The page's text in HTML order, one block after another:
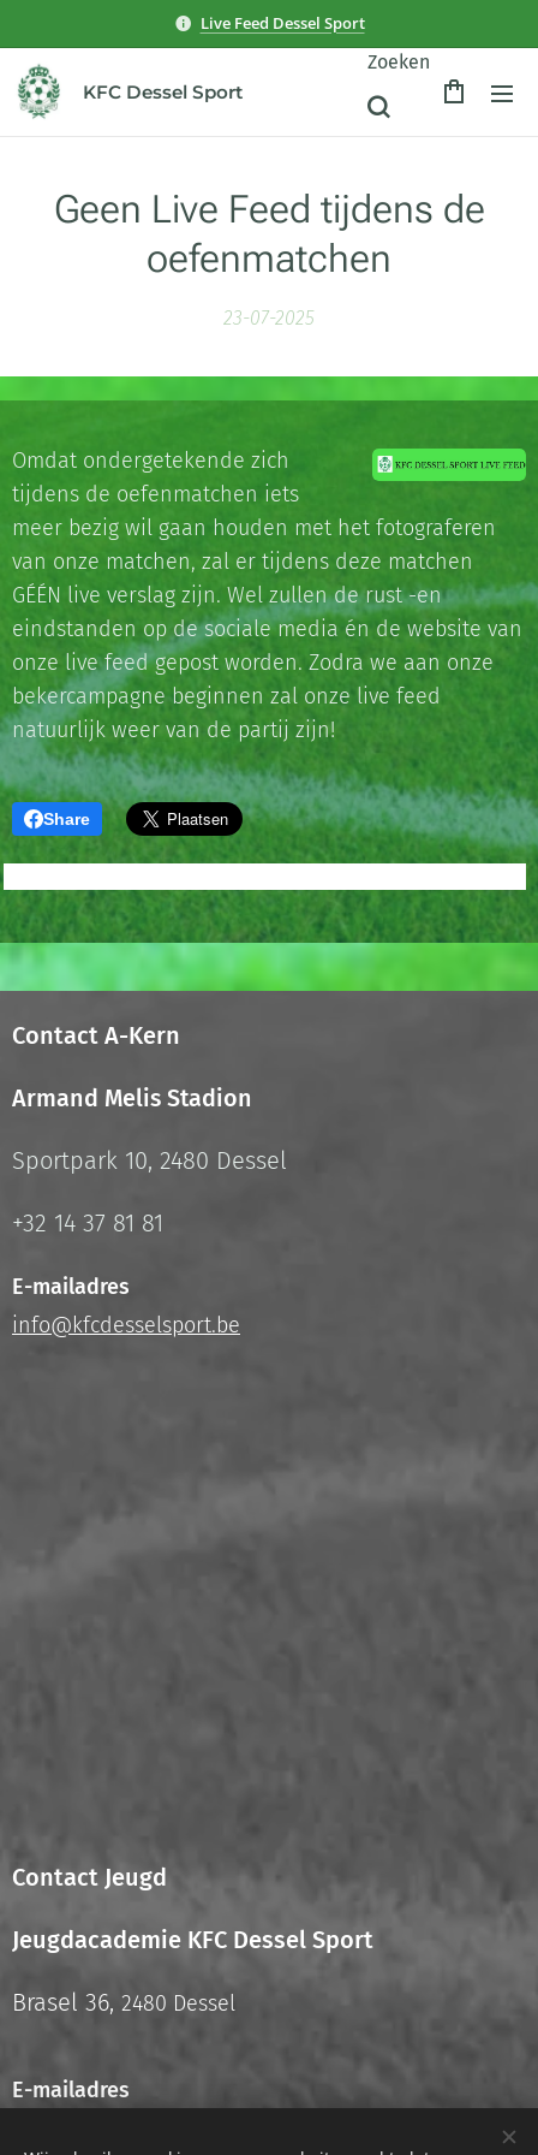
Live Feed Dessel Sport
KFC Dessel Sport
Zoeken
Geen Live Feed tijdens de
oefenmatchen
23-07-2025
Omdat ondergetekende zich
tijdens de oefenmatchen iets
meer bezig wil gaan houden met het fotograferen
van onze matchen, zal er tijdens deze matchen
GÉÉN live verslag zijn. Wel zullen de rust -en
eindstanden op de sociale media én de website van
onze live feed gepost worden. Zodra we aan onze
bekercampagne beginnen zal onze live feed
natuurlijk weer van de partij zijn!
Share
Contact A-Kern
Armand Melis Stadion
Sportpark 10, 2480 Dessel
+32 14 37 81 81
E-mailadres
info@kfcdesselsport.be
Contact Jeugd
Jeugdacademie KFC Dessel Sport
Brasel 36, 2480 Dessel
E-mailadres